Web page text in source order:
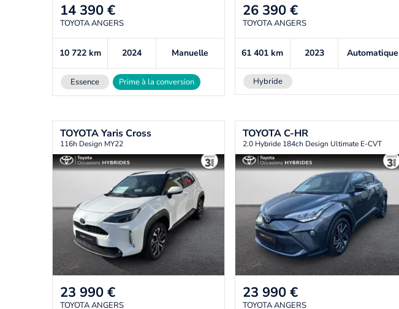
14 390 €
TOYOTA ANGERS
10 722 km 2024 Manuelle
Essence Prime à la conversion
26 390 €
TOYOTA ANGERS
61 401km 2023 Automatique
Hybride
TOYOTAYaris Cross
116h Design MY22
23 990 €
TOYOTA ANGERS
TOYOTAC-HR
2.0 Hybride 184ch Design Ultimate E-CVT
23 990 €
TOYOTA ANGERS